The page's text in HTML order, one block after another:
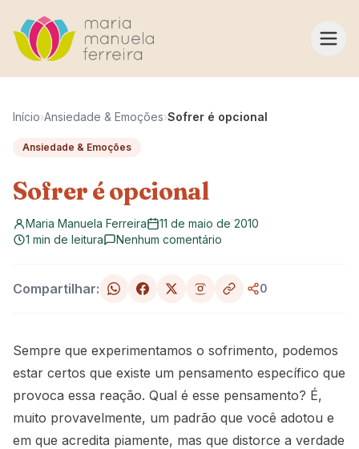
Início›Ansiedade & Emoções›Sofrer é opcional
Ansiedade & Emoções
Sofrer é opcional
Maria Manuela Ferreira
11 de maio de 2010
1 min de leitura
Nenhum comentário
Compartilhar: 0
Sempre que experimentamos o sofrimento, podemos
estar certos que existe um pensamento específico que
provoca essa reação. Qual é esse pensamento? É,
muito provavelmente, um padrão que você adotou e
em que acredita piamente, mas que distorce a verdade